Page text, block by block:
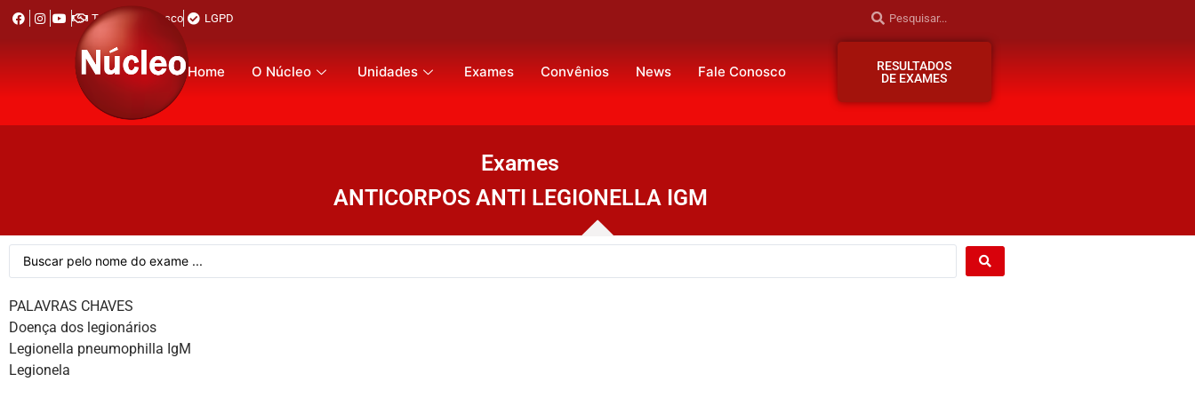
Trabalhe Conosco LGPD
Home O Núcleo Unidades Exames Convênios News Fale Conosco
RESULTADOS
DE EXAMES
Exames
ANTICORPOS ANTI LEGIONELLA IGM
PALAVRAS CHAVES
Doença dos legionários
Legionella pneumophilla IgM
Legionela